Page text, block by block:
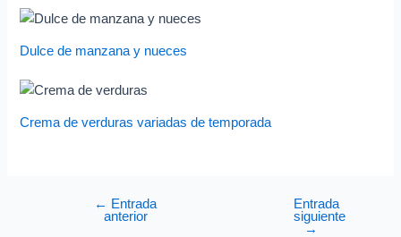
Dulce de manzana y nueces
Crema de verduras variadas de temporada
← Entrada
anterior
Entrada
siguiente
→